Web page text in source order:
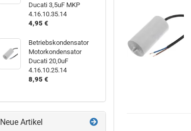
Ducati 3,5uF MKP
4.16.10.35.14
4,95 €
Betriebskondensator
Motorkondensator
Ducati 20,0uF
4.16.10.25.14
8,95 €
Neue Artikel